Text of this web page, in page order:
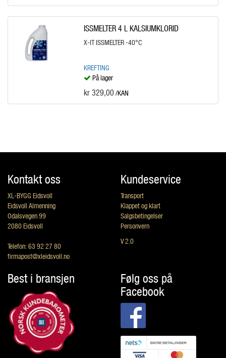
ISSMELTER 4 L KALSIUMKLORID
X-IT ISSMELTER -40°C
KREFTING
På lager
kr 329,00 /KAN
Kontakt oss
XL-BYGG Eidsvoll
Eidsvoll Almenning
Odalsvegen 99
2080 Eidsvoll
Telefon: 63 92 27 80
firmapost@xleidsvoll.no
Kundeservice
Transport
Klappet og klart
Salgsbetingelser
Personvern
V 2.0
Best i bransjen
Følg oss på
Facebook